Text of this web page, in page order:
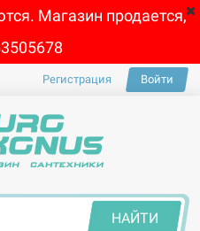
Магазин продается,
Регистрация Войти
НАЙТИ